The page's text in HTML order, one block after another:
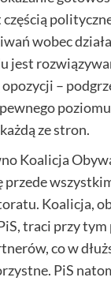
wobec
jest
–
ze stron.
Koalicja
przede
Koalicja,
traci przy
co w
PiS